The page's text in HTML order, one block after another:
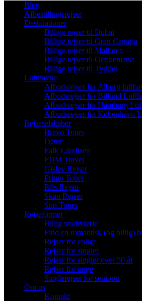
Blog
Afbestillingsrejser
Destinationer
Billige rejser til Dubai
Billige rejser til Gran Canaria
Billige rejser til Mallorca
Billige rejser til Grækenland
Billige rejser til Tyrkiet
Lufthavne
Afbudsrejser fra Ålborg
Afbudsrejser fra Billund
Afbudsrejser fra Hamburg
Afbudsrejser fra København
Rejseselskaber
Bravo Tours
Detur
Falk Lauritsen
FDM Travel
Gislev Rejser
Primo Tours
Riis Rejser
Skan Rejser
Sun Tours
Rejseformer
Billig storbyferie
Find en romantisk (og billig)
Rejser for enlige
Rejser for singler
Rejser for singler over 50 år
Rejser for unge
Singlerejser for seniorer
Om os
Kontakt